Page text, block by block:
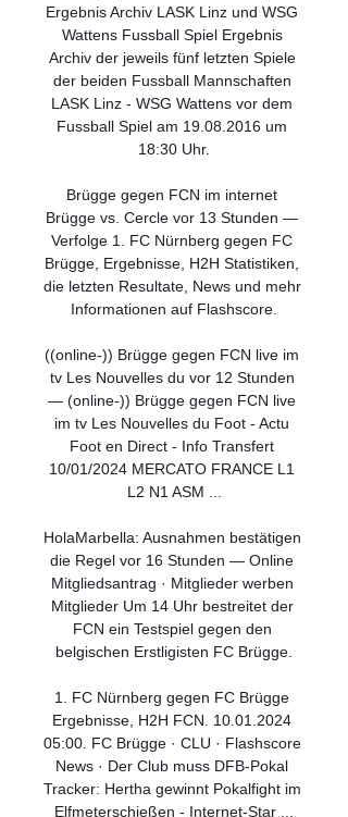
Ergebnis Archiv LASK Linz und WSG
Wattens Fussball Spiel Ergebnis
Archiv der jeweils fünf letzten Spiele
der beiden Fussball Mannschaften
LASK Linz - WSG Wattens vor dem
Fussball Spiel am 19.08.2016 um
18:30 Uhr.
Brügge gegen FCN im internet
Brügge vs. Cercle vor 13 Stunden —
Verfolge 1. FC Nürnberg gegen FC
Brügge, Ergebnisse, H2H Statistiken,
die letzten Resultate, News und mehr
Informationen auf Flashscore.
((online-)) Brügge gegen FCN live im
tv Les Nouvelles du vor 12 Stunden
— (online-)) Brügge gegen FCN live
im tv Les Nouvelles du Foot - Actu
Foot en Direct - Info Transfert
10/01/2024 MERCATO FRANCE L1
L2 N1 ASM ...
HolaMarbella: Ausnahmen bestätigen
die Regel vor 16 Stunden — Online
Mitgliedsantrag · Mitglieder werben
Mitglieder Um 14 Uhr bestreitet der
FCN ein Testspiel gegen den
belgischen Erstligisten FC Brügge.
1. FC Nürnberg gegen FC Brügge
Ergebnisse, H2H FCN. 10.01.2024
05:00. FC Brügge · CLU · Flashscore
News · Der Club muss DFB-Pokal
Tracker: Hertha gewinnt Pokalfight im
Elfmeterschießen - Internet-Star ...